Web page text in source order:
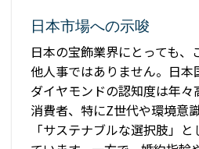
日本市場への示唆
日本の宝飾業界にとっても、
他人事ではありません。日
ダイヤモンドの認知度は年々
消費者、特にZ世代や環境意
「サステナブルな選択肢」